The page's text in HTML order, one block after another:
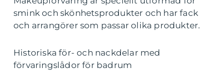
smink och skönhetsprodukter och har fack
och arrangörer som passar olika produkter.
Historiska för- och nackdelar med
förvaringslådor för badrum